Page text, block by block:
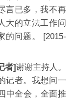
言已多，我不再
大的立法工作问
的问题。 [2015-
者]谢谢主持人。
记者。我想问一
中全会，全面推